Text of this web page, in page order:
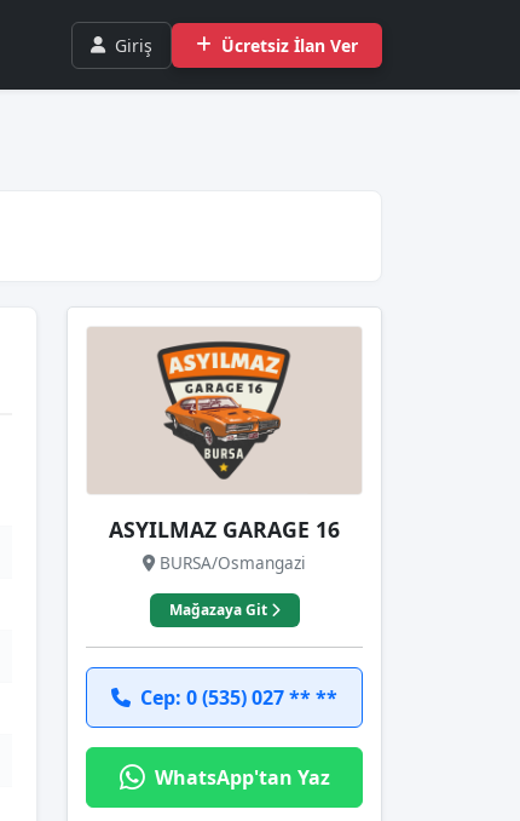
Giriş Ücretsiz İlan Ver
ASYILMAZ GARAGE 16
BURSA/Osmangazi
Mağazaya Git
Cep: 0 (535) 027 ** **
WhatsApp'tan Yaz